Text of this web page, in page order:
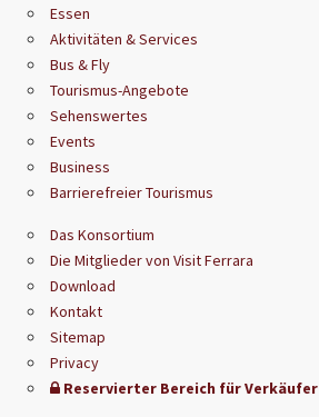
Essen
Aktivitäten & Services
Bus & Fly
Tourismus-Angebote
Sehenswertes
Events
Business
Barrierefreier Tourismus
Das Konsortium
Die Mitglieder von Visit Ferrara
Download
Kontakt
Sitemap
Privacy
Reservierter Bereich für Verkäufer